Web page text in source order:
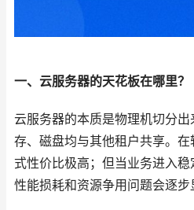
一、云服务器的天花板在哪里？
云服务器的本质是物理机切分
存、磁盘均与其他租户共享。
式性价比极高；但当业务进入
性能损耗和资源争用问题会逐步